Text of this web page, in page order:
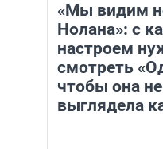
«Мы видим
Нолана»: с
настроем
смотреть
чтобы она не
выглядела